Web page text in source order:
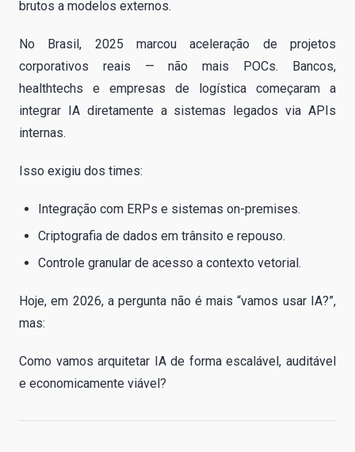
brutos a modelos externos.
No Brasil, 2025 marcou aceleração de projetos
corporativos reais — não mais POCs. Bancos,
healthtechs e empresas de logística começaram a
integrar IA diretamente a sistemas legados via APIs
internas.
Isso exigiu dos times:
Integração com ERPs e sistemas on-premises.
Criptografia de dados em trânsito e repouso.
Controle granular de acesso a contexto vetorial.
Hoje, em 2026, a pergunta não é mais “vamos usar IA?”,
mas:
Como vamos arquitetar IA de forma escalável, auditável
e economicamente viável?